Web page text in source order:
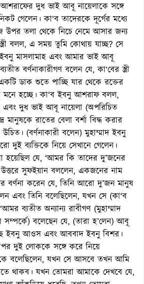
দুধ ভাই আবূ নায়েলাকে সঙ্গে
গেলেন। কা‘ব তাদেরকে দূর্গের মধ্যে
উপর তলা থেকে নিচে নেমে আসার জন্য
বলল, এ সময় তুমি কোথায় যাচ্ছ? সে
মাসলামাহ এবং আমার ভাই আবূ
বর্ণনাকারীগণ বলেন যে, কা‘বের স্ত্রী
ডাক শুতে পাচ্ছি যার থেকে রক্তের
হচ্ছে। কা‘ব ইবনু আশরাফ বলল,
এবং দুধ ভাই আবূ নায়েলা (অপরিচিত
রাতের বেলা বর্শা বিদ্ধ করার
(বর্ণনাকারী বলেন) মুহাম্মাদ ইবনু
দুই ব্যক্তিকে নিয়ে সেখানে গেলেন।
হয়েছিল যে, ‘আমর কি তাদের দু’জনের
উত্তরে সুফইয়ান বললেন, একজনের নাম
বর্ণনা করেন যে, তিনি আরো দু’জন মানুষ
এবং তিনি বলেছিলেন, যখন সে (কা‘ব
ব্যতীত অন্যান্য রাবীগণ (মুহাম্মাদ
সম্পর্কে) বলেছেন যে, (তারা হ’লেন) আবূ
ইবনু আওস এবং আববাদ ইবনু বিশর।
দুই লোককে সঙ্গে করে নিয়ে
বলেছিলেন, যখন সে আসবে তখন আমি
থাকব। যখন তোমরা আমাকে দেখবে যে,